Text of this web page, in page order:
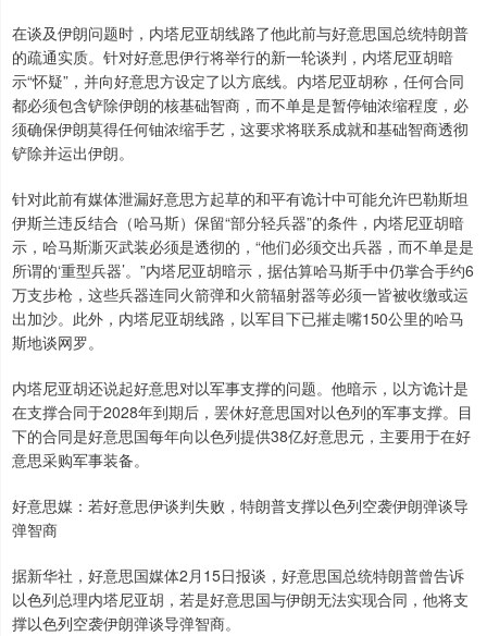
在谈及伊朗问题时，内塔尼亚胡线路了他此前与好意思国总统特朗普
的疏通实质。针对好意思伊行将举行的新一轮谈判，内塔尼亚胡暗
示“怀疑”，并向好意思方设定了以方底线。内塔尼亚胡称，任何合同
都必须包含铲除伊朗的核基础智商，而不单是是暂停铀浓缩程度，必
须确保伊朗莫得任何铀浓缩手艺，这要求将联系成就和基础智商透彻
铲除并运出伊朗。
针对此前有媒体泄漏好意思方起草的和平有诡计中可能允许巴勒斯坦
伊斯兰违反结合（哈马斯）保留“部分轻兵器”的条件，内塔尼亚胡暗
示，哈马斯澌灭武装必须是透彻的，“他们必须交出兵器，而不单是是
所谓的‘重型兵器’。”内塔尼亚胡暗示，据估算哈马斯手中仍掌合手约6
万支步枪，这些兵器连同火箭弹和火箭辐射器等必须一皆被收缴或运
出加沙。此外，内塔尼亚胡线路，以军目下已摧走嘴150公里的哈马
斯地谈网罗。
内塔尼亚胡还说起好意思对以军事支撑的问题。他暗示，以方诡计是
在支撑合同于2028年到期后，罢休好意思国对以色列的军事支撑。目
下的合同是好意思国每年向以色列提供38亿好意思元，主要用于在好
意思采购军事装备。
好意思媒：若好意思伊谈判失败，特朗普支撑以色列空袭伊朗弹谈导
弹智商
据新华社，好意思国媒体2月15日报谈，好意思国总统特朗普曾告诉
以色列总理内塔尼亚胡，若是好意思国与伊朗无法实现合同，他将支
撑以色列空袭伊朗弹谈导弹智商。